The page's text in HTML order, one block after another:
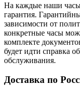
На каждые наши часы
гарантия.
зависимости от
конкретные часы
комплекте
будет идти справка
обслуживания.
Доставка по